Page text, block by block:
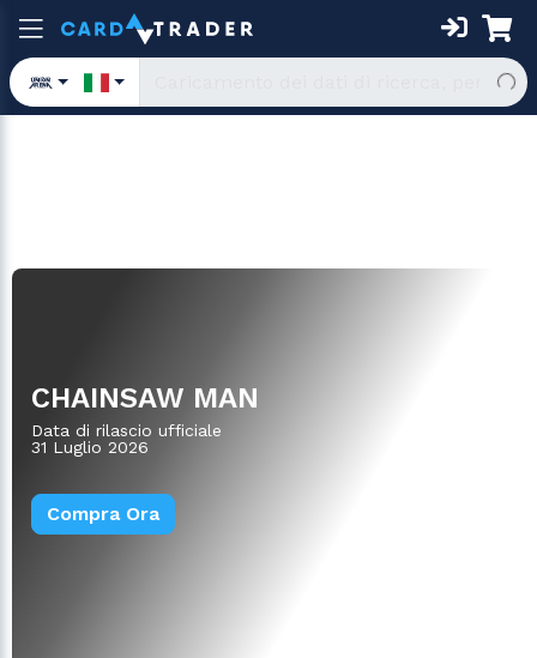
CHAINSAW MAN
Data di rilascio ufficiale
31 Luglio 2026
Compra Ora